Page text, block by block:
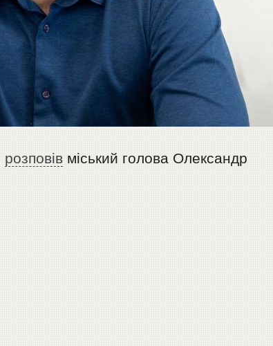
розповів міський голова Олександр